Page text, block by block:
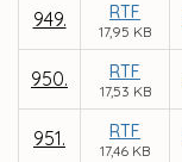
949. RTF
17,95 KB
950. RTF
17,53 KB
951. RTF
17,46 KB